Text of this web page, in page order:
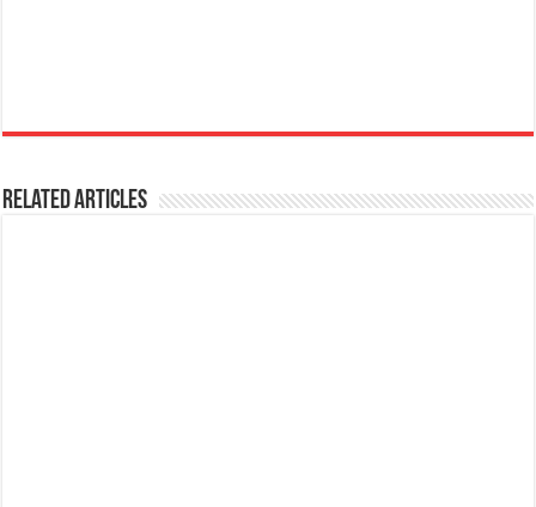
Related Articles